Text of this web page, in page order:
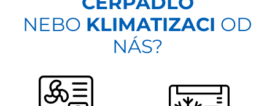
NEBO KLIMATIZACI OD
NÁS?